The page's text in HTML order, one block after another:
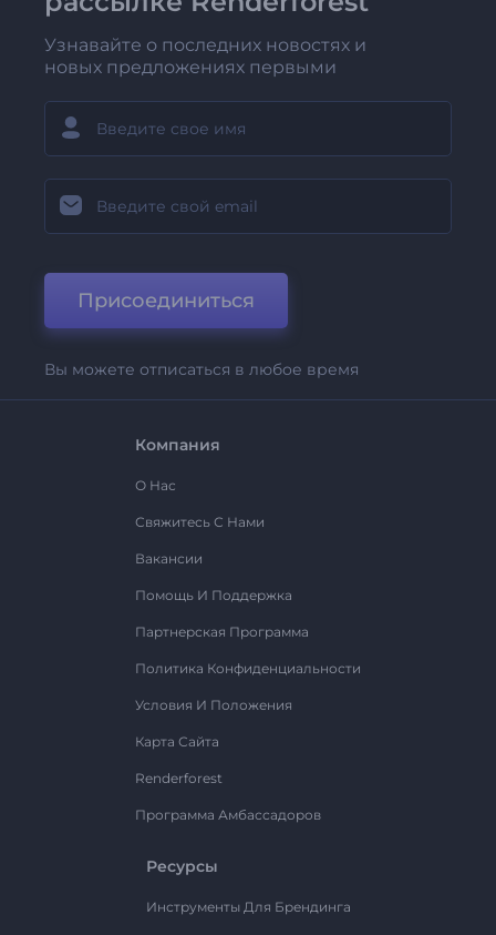
Узнавайте о последних новостях и
новых предложениях первыми
Присоединиться
Вы можете отписаться в любое время
Компания
О Нас
Свяжитесь С Нами
Вакансии
Помощь И Поддержка
Партнерская Программа
Политика Конфиденциальности
Условия И Положения
Карта Сайта
Renderforest
Программа Амбассадоров
Ресурсы
Инструменты Для Брендинга